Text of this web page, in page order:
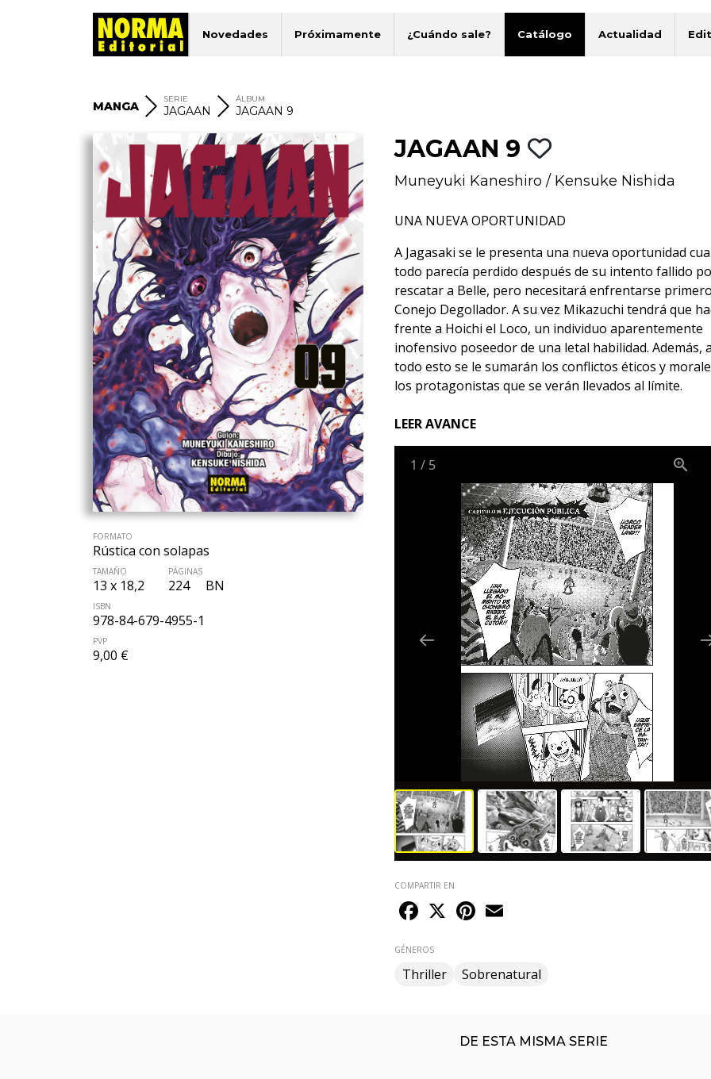
Novedades Próximamente ¿Cuándo sale? Catálogo Actualidad
MANGA
SERIE
JAGAAN
ÁLBUM
JAGAAN 9
FORMATO
Rústica con solapas
TAMAÑO
13 x 18,2
PÁGINAS
224 BN
ISBN
978-84-679-4955-1
PVP
9,00 €
JAGAAN 9
Muneyuki Kaneshiro / Kensuke Nishida
UNA NUEVA OPORTUNIDAD
A Jagasaki se le presenta una nueva oportunidad
todo parecía perdido después de su intento fallido
rescatar a Belle, pero necesitará enfrentarse
Conejo Degollador. A su vez Mikazuchi tendrá que
frente a Hoichi el Loco, un individuo aparentemente
inofensivo poseedor de una letal habilidad. Además, a
todo esto se le sumarán los conflictos éticos y
los protagonistas que se verán llevados al límite.
LEER AVANCE
1 / 5
COMPARTIR EN
Facebook
X Pinterest
GÉNEROS
Thriller Sobrenatural
DE ESTA MISMA SERIE